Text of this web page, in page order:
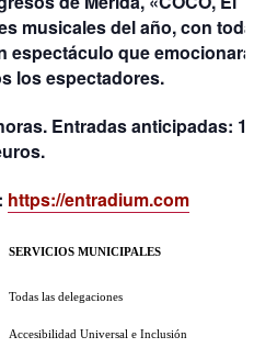
musicales del año, con
espectáculo que emocionará
los espectadores.
Entradas anticipadas:
https://entradium.com
SERVICIOS MUNICIPALES
Todas las delegaciones
Accesibilidad Universal e Inclusión